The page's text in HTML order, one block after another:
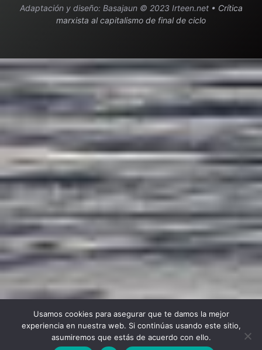
Adaptación y diseño: Basajaun © 2023 Irteen.net • Crítica
marxista al capitalismo de final de ciclo
Usamos cookies para asegurar que te damos la mejor
experiencia en nuestra web. Si continúas usando este sitio,
asumiremos que estás de acuerdo con ello.